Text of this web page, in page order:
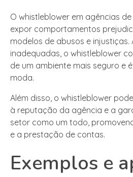
O whistleblower em agências
expor comportamentos
modelos de abusos e
inadequadas, o whistleblower
de um ambiente mais seguro e
moda.
Além disso, o whistleblower
à reputação da agência e a
setor como um todo,
e a prestação de contas.
Exemplos e